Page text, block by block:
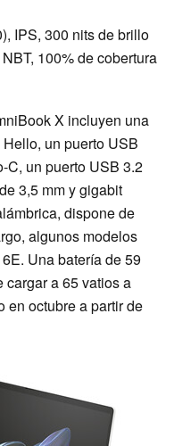
IPS, 300 nits de brillo
100% de cobertura
X incluyen una
un puerto USB
C, un puerto USB 3.2
3,5 mm y gigabit
dispone de
algunos modelos
Una batería de 59
cargar a 65 vatios a
en octubre a partir de